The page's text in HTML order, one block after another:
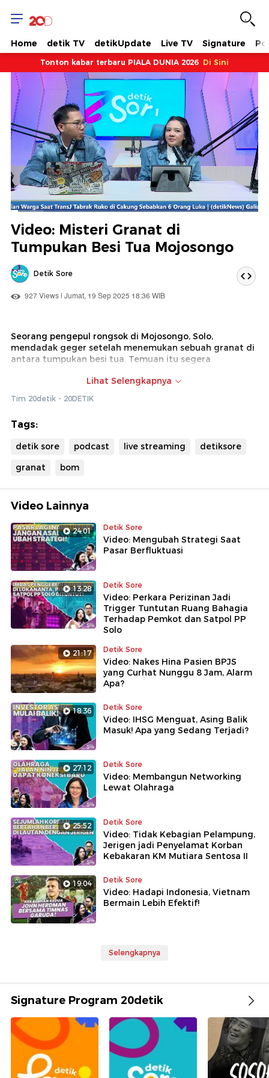
Home detik TV detikUpdate Live TV Signature
Tonton kabar terbaru PIALA DUNIA 2026 Di Sini
Berhenti
Suara
Hidup
Saat
Dimuat:
Video: Misteri Granat di
Tumpukan Besi Tua Mojosongo
Detik Sore
927 Views | Jumat, 19 Sep 2025 18:36 WIB
Seorang pengepul rongsok di Mojosongo, Solo,
mendadak geger setelah menemukan sebuah granat di
antara tumpukan besi tua. Temuan itu segera
diamankan ke Mako Brimob Boyolali untuk pemeriksaan
lebih lanjut.
penasaran, dari mana asal granat misterius tersebut?
hanya di detiksore.
Lihat Selengkapnya
Tim 20detik - 20DETIK
Tags:
detik sore podcast live streaming
detiksore
granat
bom
Video Lainnya
24:01 Detik Sore
Video: Mengubah Strategi Saat
Pasar Berfluktuasi
13:28 Detik Sore
Video: Perkara Perizinan Jadi
Trigger Tuntutan Ruang Bahagia
Terhadap Pemkot dan Satpol PP
Solo
21:17 Detik Sore
Video: Nakes Hina Pasien BPJS
yang Curhat Nunggu 8 Jam, Alarm
Apa?
18:36 Detik Sore
Video: IHSG Menguat, Asing Balik
Masuk! Apa yang Sedang Terjadi?
27:12 Detik Sore
Video: Membangun Networking
Lewat Olahraga
25:52 Detik Sore
Video: Tidak Kebagian Pelampung,
Jerigen jadi Penyelamat Korban
Kebakaran KM Mutiara Sentosa II
19:04 Detik Sore
Video: Hadapi Indonesia, Vietnam
Bermain Lebih Efektif!
Selengkapnya
Signature Program 20detik